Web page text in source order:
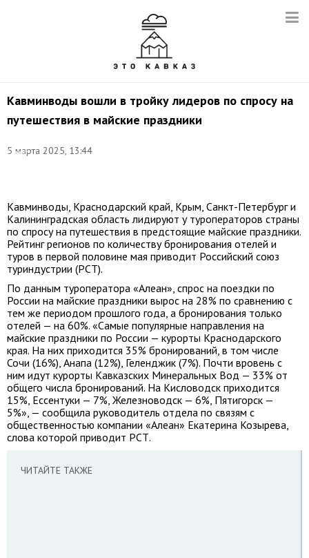
Кавминводы вошли в тройку лидеров по спросу на
путешествия в майские праздники
5 марта 2025, 13:44
Елена
Кавминводы, Краснодарский край, Крым, Санкт-Петербург и
Калининградская область лидируют у туроператоров страны
по спросу на путешествия в предстоящие майские праздники.
Рейтинг регионов по количеству бронирования отелей и
туров в первой половине мая приводит Российский союз
туриндустрии (РСТ).
По данным туроператора «Алеан», спрос на поездки по
России на майские праздники вырос на 28% по сравнению с
тем же периодом прошлого года, а бронирования только
отелей — на 60%. «Самые популярные направления на
майские праздники по России — курорты Краснодарского
края. На них приходится 35% бронирований, в том числе
Сочи (16%), Анапа (12%), Геленджик (7%). Почти вровень с
ним идут курорты Кавказских Минеральных Вод — 33% от
общего числа бронирований. На Кисловодск приходится
15%, Ессентуки — 7%, Железноводск — 6%, Пятигорск —
5%», — сообщила руководитель отдела по связям с
общественностью компании «Алеан» Екатерина Козырева,
слова которой приводит РСТ.
ЧИТАЙТЕ ТАКЖЕ